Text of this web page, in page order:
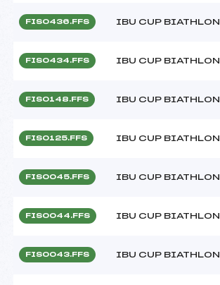
FIS0436.FFS IBU CUP BIATHLON
FIS0434.FFS IBU CUP BIATHLON
FIS0148.FFS IBU CUP BIATHLON
FIS0125.FFS IBU CUP BIATHLON
FIS0045.FFS IBU CUP BIATHLON
FIS0044.FFS IBU CUP BIATHLON
FIS0043.FFS IBU CUP BIATHLON